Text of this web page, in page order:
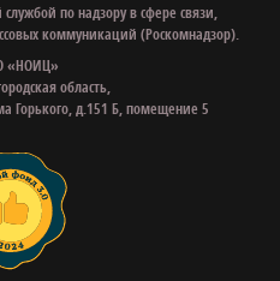
по надзору в сфере связи,
коммуникаций (Роскомнадзор).
«НОИЦ»
область,
Горького, д.151 Б, помещение 5